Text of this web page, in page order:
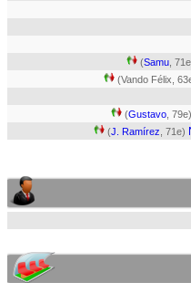
(Samu ,
(Vando Félix,
(Gustavo , 79e)
(J. Ramírez , 71e)